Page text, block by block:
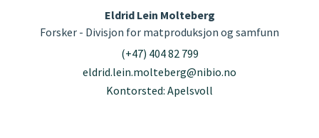
Eldrid Lein Molteberg
Forsker - Divisjon for matproduksjon og samfunn
(+47) 404 82 799
eldrid.lein.molteberg@nibio.no
Kontorsted: Apelsvoll